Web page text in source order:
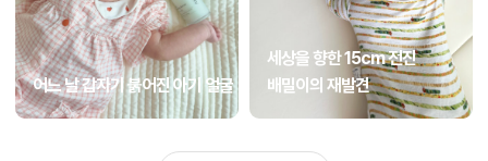
어느 날 갑자기 붉어진 아기 얼굴
세상을 향한 15cm 전진
배밀이의 재발견